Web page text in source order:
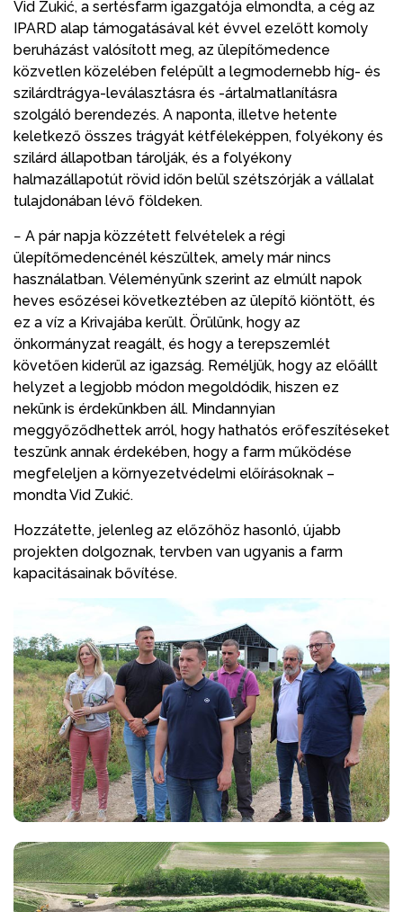
Vid Zukić, a sertésfarm igazgatója elmondta, a cég az
IPARD alap támogatásával két évvel ezelőtt komoly
beruházást valósított meg, az ülepítőmedence
közvetlen közelében felépült a legmodernebb híg- és
szilárdtrágya-leválasztásra és -ártalmatlanításra
szolgáló berendezés. A naponta, illetve hetente
keletkező összes trágyát kétféleképpen, folyékony és
szilárd állapotban tárolják, és a folyékony
halmazállapotút rövid időn belül szétszórják a vállalat
tulajdonában lévő földeken.
− A pár napja közzétett felvételek a régi
ülepítőmedencénél készültek, amely már nincs
használatban. Véleményünk szerint az elmúlt napok
heves esőzései következtében az ülepítő kiöntött, és
ez a víz a Krivajába került. Örülünk, hogy az
önkormányzat reagált, és hogy a terepszemlét
követően kiderül az igazság. Reméljük, hogy az előállt
helyzet a legjobb módon megoldódik, hiszen ez
nekünk is érdekünkben áll. Mindannyian
meggyőződhettek arról, hogy hathatós erőfeszítéseket
teszünk annak érdekében, hogy a farm működése
megfeleljen a környezetvédelmi előírásoknak –
mondta Vid Zukić.
Hozzátette, jelenleg az előzőhöz hasonló, újabb
projekten dolgoznak, tervben van ugyanis a farm
kapacitásainak bővítése.